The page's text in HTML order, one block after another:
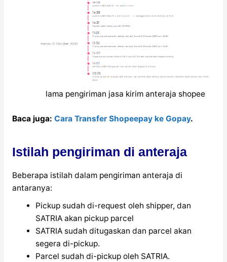
lama pengiriman jasa kirim anteraja shopee
Baca juga: Cara Transfer Shopeepay ke Gopay.
Istilah pengiriman di anteraja
Beberapa istilah dalam pengiriman anteraja di
antaranya:
Pickup sudah di-request oleh shipper, dan
SATRIA akan pickup parcel
SATRIA sudah ditugaskan dan parcel akan
segera di-pickup.
Parcel sudah di-pickup oleh SATRIA.